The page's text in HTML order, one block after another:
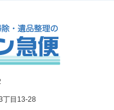
丁目13-28